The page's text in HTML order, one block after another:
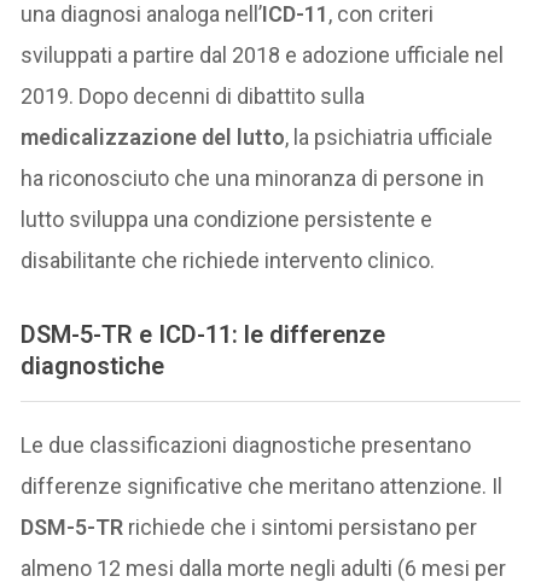
una diagnosi analoga nell’ICD-11, con criteri
sviluppati a partire dal 2018 e adozione ufficiale nel
2019. Dopo decenni di dibattito sulla
medicalizzazione del lutto, la psichiatria ufficiale
ha riconosciuto che una minoranza di persone in
lutto sviluppa una condizione persistente e
disabilitante che richiede intervento clinico.
DSM-5-TR e ICD-11: le differenze
diagnostiche
Le due classificazioni diagnostiche presentano
differenze significative che meritano attenzione. Il
DSM-5-TR richiede che i sintomi persistano per
almeno 12 mesi dalla morte negli adulti (6 mesi per